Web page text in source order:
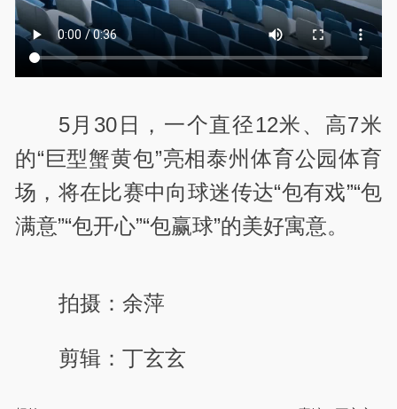
5月30日，一个直径12米、高7米
的“巨型蟹黄包”亮相泰州体育公园体育
场，将在比赛中向球迷传达“包有戏”“包
满意”“包开心”“包赢球”的美好寓意。
拍摄：余萍
剪辑：丁玄玄